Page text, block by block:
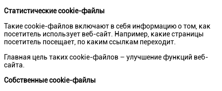
Статистические cookie-файлы
Такие cookie-файлов включают в себя информацию о том, как
посетитель использует веб-сайт. Например, какие страницы
посетитель посещает, по каким ссылкам переходит.
Главная цель таких cookie-файлов – улучшение функций веб-
сайта.
Собственные cookie-файлы